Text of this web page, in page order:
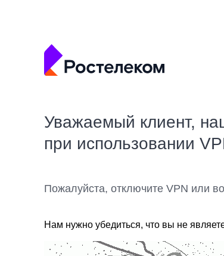
Уважаемый клиент,
при использовании
Пожалуйста, отключите VPN или
Нам нужно убедиться, что вы не